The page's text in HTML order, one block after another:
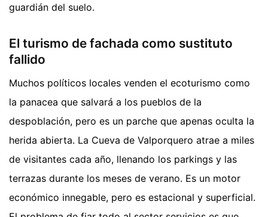
guardián del suelo.
El turismo de fachada como sustituto
fallido
Muchos políticos locales venden el ecoturismo como
la panacea que salvará a los pueblos de la
despoblación, pero es un parche que apenas oculta la
herida abierta. La Cueva de Valporquero atrae a miles
de visitantes cada año, llenando los parkings y las
terrazas durante los meses de verano. Es un motor
económico innegable, pero es estacional y superficial.